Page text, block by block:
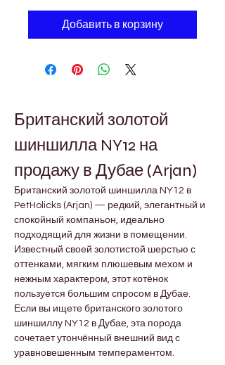
Добавить в корзину
Британский золотой
шиншилла NY12 на
продажу в Дубае (Arjan)
Британский золотой шиншилла NY12 в
PetHolicks (Arjan) — редкий, элегантный и
спокойный компаньон, идеально
подходящий для жизни в помещении.
Известный своей золотистой шерстью с
оттенками, мягким плюшевым мехом и
нежным характером, этот котёнок
пользуется большим спросом в Дубае.
Если вы ищете британского золотого
шиншиллу NY12 в Дубае, эта порода
сочетает утончённый внешний вид с
уравновешенным темпераментом.